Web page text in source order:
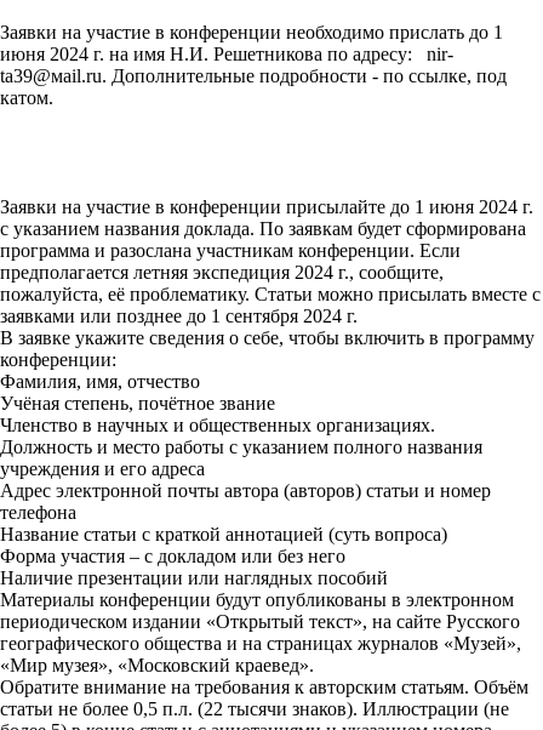
Заявки на участие в конференции необходимо прислать до 1
июня 2024 г. на имя Н.И. Решетникова по адресу: nir-
ta39@мail.ru. Дополнительные подробности - по ссылке, под
катом.
Заявки на участие в конференции присылайте до 1 июня 2024 г.
с указанием названия доклада. По заявкам будет сформирована
программа и разослана участникам конференции. Если
предполагается летняя экспедиция 2024 г., сообщите,
пожалуйста, её проблематику. Статьи можно присылать вместе с
заявками или позднее до 1 сентября 2024 г.
В заявке укажите сведения о себе, чтобы включить в программу
конференции:
Фамилия, имя, отчество
Учёная степень, почётное звание
Членство в научных и общественных организациях.
Должность и место работы с указанием полного названия
учреждения и его адреса
Адрес электронной почты автора (авторов) статьи и номер
телефона
Название статьи с краткой аннотацией (суть вопроса)
Форма участия – с докладом или без него
Наличие презентации или наглядных пособий
Материалы конференции будут опубликованы в электронном
периодическом издании «Открытый текст», на сайте Русского
географического общества и на страницах журналов «Музей»,
«Мир музея», «Московский краевед».
Обратите внимание на требования к авторским статьям. Объём
статьи не более 0,5 п.л. (22 тысячи знаков). Иллюстрации (не